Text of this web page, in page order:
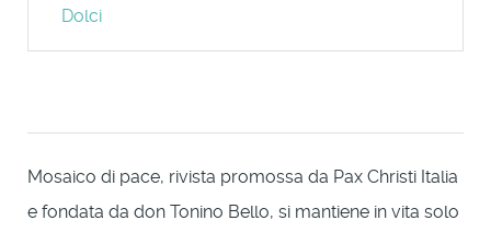
Dolci
Mosaico di pace, rivista promossa da Pax Christi Italia
e fondata da don Tonino Bello, si mantiene in vita solo